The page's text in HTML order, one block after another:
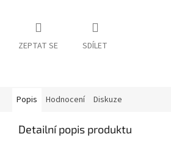
ZEPTAT SE SDÍLET
Popis Hodnocení Diskuze
Detailní popis produktu